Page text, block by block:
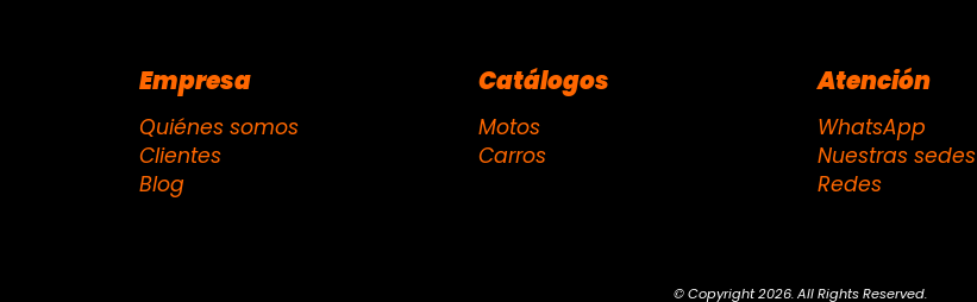
Empresa
Quiénes somos
Clientes
Blog
Catálogos
Motos
Carros
Atención
WhatsApp
Nuestras sedes
Redes
© Copyright 2026. All Rights Reserved.